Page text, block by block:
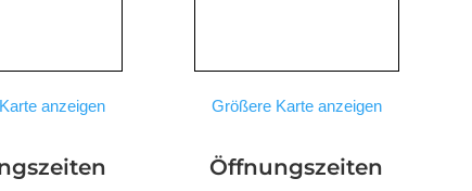
anzeigen Größere Karte anzeigen
Öffnungszeiten